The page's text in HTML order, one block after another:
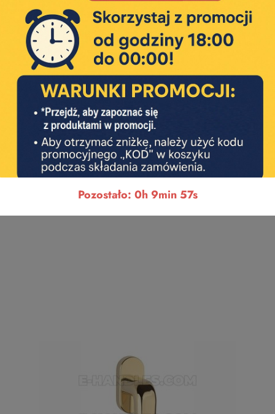
Pozostało: 0h 9min 56s